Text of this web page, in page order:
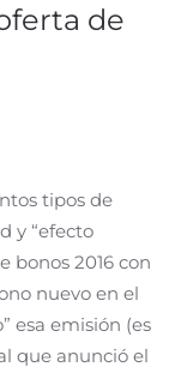
de
tipos de
y “efecto
bonos 2016 con
nuevo en el
esa emisión (es
que anunció el